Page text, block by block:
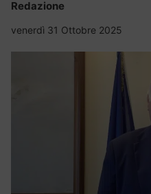
Redazione
venerdì 31 Ottobre 2025